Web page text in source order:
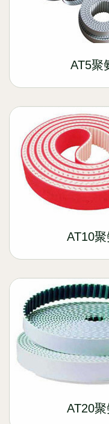
AT5聚
AT10
AT20